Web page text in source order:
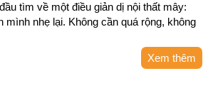
tìm về một điều giản dị nội thất mây:
mình nhẹ lại. Không cần quá rộng, không
Xem thêm